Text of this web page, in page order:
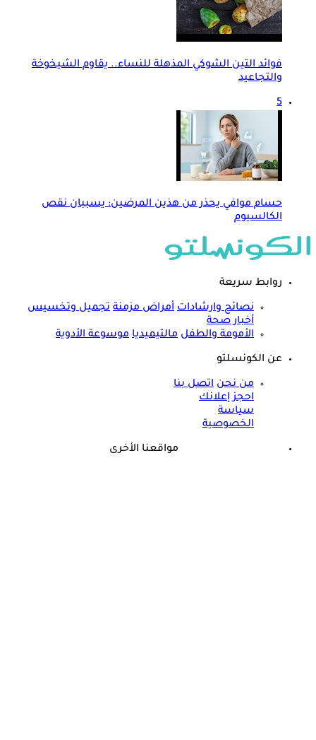
فوائد التين الشوكي المذهلة للنساء.. يقاوم الشيخوخة
والتجاعيد
5
حسام موافي يحذر من هذين المرضين: يسببان نقص
الكالسيوم
روابط سريعة
نصائح وارشادات أمراض مزمنة تجميل وتخسيس
أخبار صحة
الأمومة والطفل مالتيميديا موسوعة الأدوية
عن الكونسلتو
من نحن اتصل بنا
احجز إعلانك
سياسة
الخصوصية
مواقعنا الأخرى